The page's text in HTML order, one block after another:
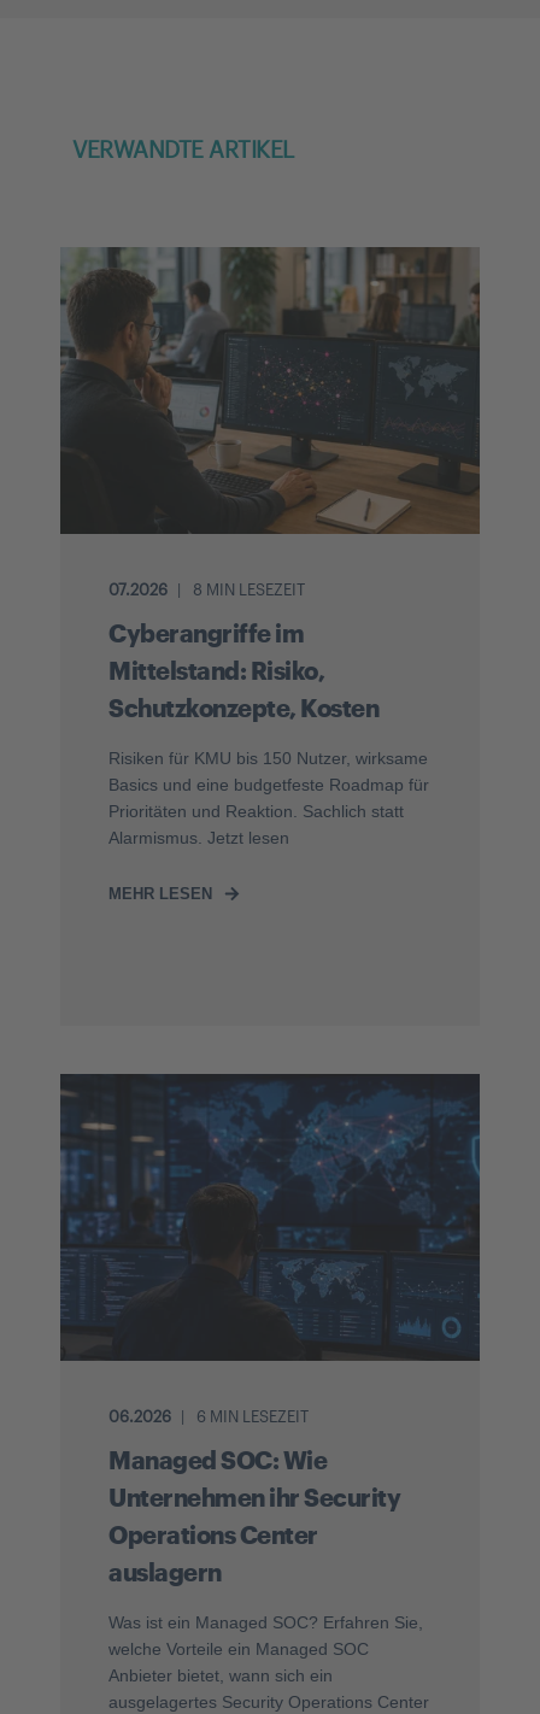
VERWANDTE ARTIKEL
07.2026 8 MIN LESEZEIT
Cyberangriffe im
Mittelstand: Risiko,
Schutzkonzepte, Kosten
Risiken für KMU bis 150 Nutzer, wirksame
Basics und eine budgetfeste Roadmap für
Prioritäten und Reaktion. Sachlich statt
Alarmismus. Jetzt lesen
MEHR LESEN
06.2026 6 MIN LESEZEIT
Managed SOC: Wie
Unternehmen ihr Security
Operations Center
auslagern
Was ist ein Managed SOC? Erfahren Sie,
welche Vorteile ein Managed SOC
Anbieter bietet, wann sich ein
ausgelagertes Security Operations Center